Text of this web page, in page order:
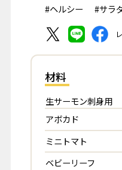
#ヘルシー
#サラ
材料
生サーモン刺身用
アボカド
ミニトマト
ベビーリーフ